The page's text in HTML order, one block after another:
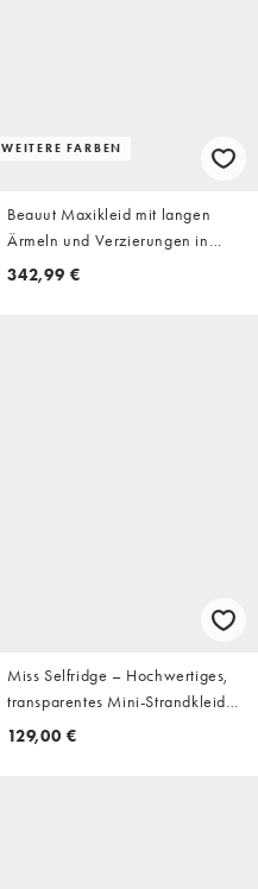
WEITERE FARBEN
Beauut Maxikleid mit langen
Ärmeln und Verzierungen in
Silber
342,99 €
Miss Selfridge – Hochwertiges,
transparentes Mini-Strandkleid
mit Verzierung und
129,00 €